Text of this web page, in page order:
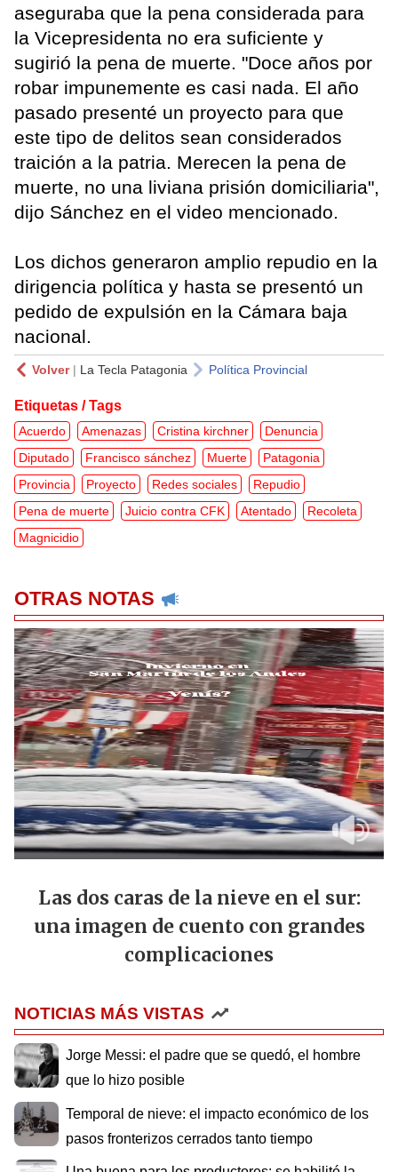
aseguraba que la pena considerada para
la Vicepresidenta no era suficiente y
sugirió la pena de muerte. "Doce años por
robar impunemente es casi nada. El año
pasado presenté un proyecto para que
este tipo de delitos sean considerados
traición a la patria. Merecen la pena de
muerte, no una liviana prisión domiciliaria",
dijo Sánchez en el video mencionado.
Los dichos generaron amplio repudio en la
dirigencia política y hasta se presentó un
pedido de expulsión en la Cámara baja
nacional.
Volver| La Tecla Patagonia Política Provincial
Etiquetas / Tags
Acuerdo Amenazas Cristina kirchner
Denuncia
Diputado
Francisco sánchez Muerte
Patagonia
Provincia
Proyecto Redes sociales
Repudio
Pena de muerte
Juicio contra CFK Atentado
Recoleta
Magnicidio
OTRAS NOTAS
Las dos caras de la nieve en el sur:
una imagen de cuento con grandes
complicaciones
NOTICIAS MÁS VISTAS
Jorge Messi: el padre que se quedó, el hombre
que lo hizo posible
Temporal de nieve: el impacto económico de los
pasos fronterizos cerrados tanto tiempo